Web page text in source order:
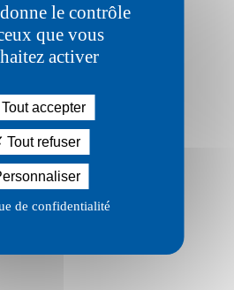
le contrôle
que vous
activer
Tout accepter
Tout refuser
de confidentialité